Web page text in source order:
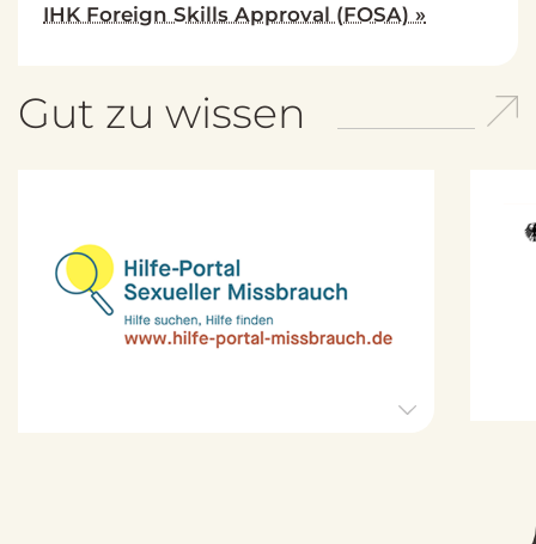
IHK Foreign Skills Approval (FOSA) »
Gut zu wissen